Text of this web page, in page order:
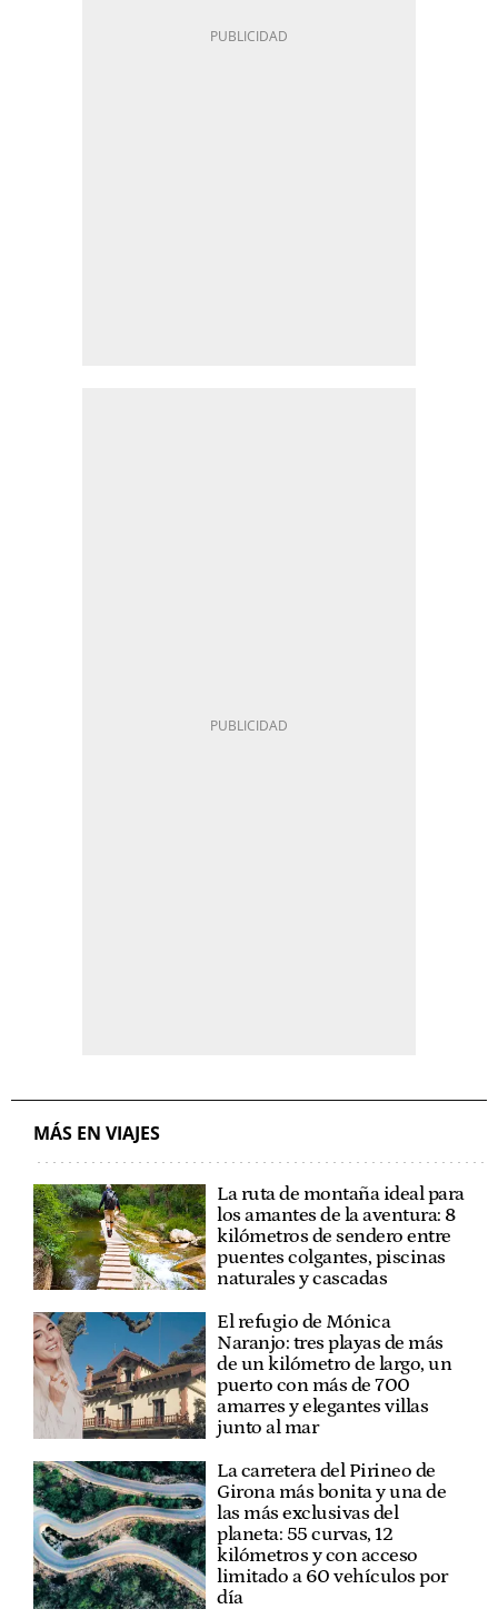
MÁS EN VIAJES
La ruta de montaña ideal para
los amantes de la aventura: 8
kilómetros de sendero entre
puentes colgantes, piscinas
naturales y cascadas
El refugio de Mónica
Naranjo: tres playas de más
de un kilómetro de largo, un
puerto con más de 700
amarres y elegantes villas
junto al mar
La carretera del Pirineo de
Girona más bonita y una de
las más exclusivas del
planeta: 55 curvas, 12
kilómetros y con acceso
limitado a 60 vehículos por
día